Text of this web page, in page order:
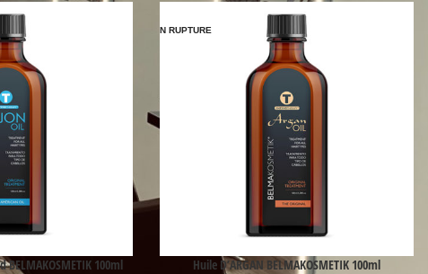
BELMAKOSMETIK 100ml
EN RUPTURE
Huile D’ARGAN BELMAKOSMETIK 100ml